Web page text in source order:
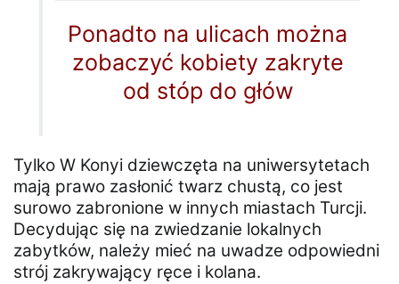
Ponadto na ulicach można
zobaczyć kobiety zakryte
od stóp do głów
Tylko W Konyi dziewczęta na uniwersytetach
mają prawo zasłonić twarz chustą, co jest
surowo zabronione w innych miastach Turcji.
Decydując się na zwiedzanie lokalnych
zabytków, należy mieć na uwadze odpowiedni
strój zakrywający ręce i kolana.